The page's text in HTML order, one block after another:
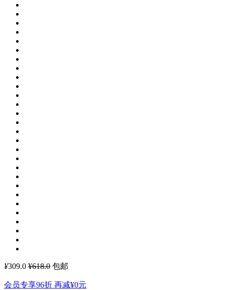
¥309.0 ¥618.0 包邮
会员专享96折 再减¥0元